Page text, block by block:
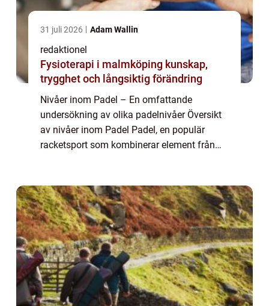
31 juli 2026 Adam Wallin
redaktionel
Fysioterapi i malmköping kunskap,
trygghet och långsiktig förändring
Nivåer inom Padel – En omfattande
undersökning av olika padelnivåer Översikt
av nivåer inom Padel Padel, en populär
racketsport som kombinerar element från
o...